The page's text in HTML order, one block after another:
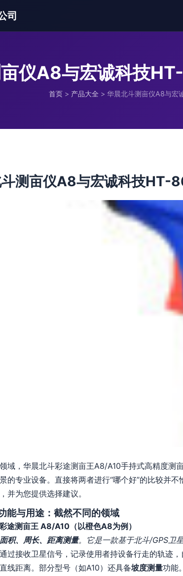
司
仪A8与宏诚科技
首页 > 产品大全 > 华晨北斗测亩仪A8与宏
测亩仪A8与宏诚科技HT-
域，华晨北斗彩途测亩王A8/A10手持式高精度
的专业设备。直接将两者进行“哪个好”的比较并
并为您提供选择建议。
能与用途：截然不同的领域
途测亩王 A8/A10（以橙色A8为例）
面积、周长、距离测量。它是一款基于北斗/GPS卫
通过接收卫星信号，记录使用者持设备行走的轨迹
线距离。部分型号（如A10）还具备坡度测量功能。